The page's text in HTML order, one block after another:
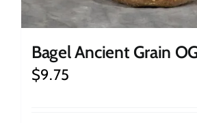
Bagel Ancient Grain
$9.75